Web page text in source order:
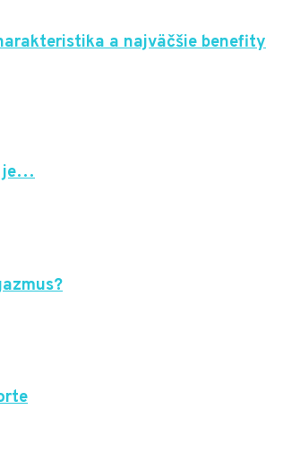
a najväčšie benefity
je…